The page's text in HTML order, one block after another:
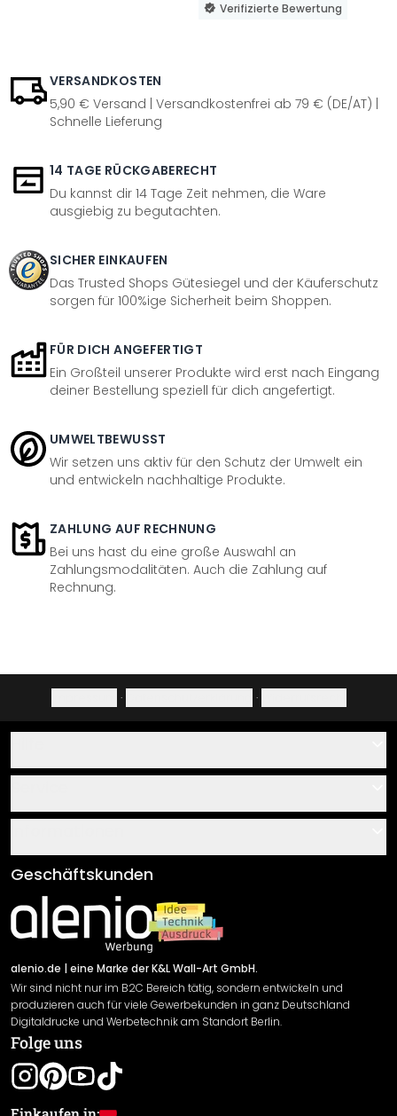
Verifizierte Bewertung
VERSANDKOSTEN
5,90 € Versand | Versandkostenfrei ab 79 € (DE/AT) |
Schnelle Lieferung
14 TAGE RÜCKGABERECHT
Du kannst dir 14 Tage Zeit nehmen, die Ware
ausgiebig zu begutachten.
SICHER EINKAUFEN
Das Trusted Shops Gütesiegel und der Käuferschutz
sorgen für 100%ige Sicherheit beim Shoppen.
FÜR DICH ANGEFERTIGT
Ein Großteil unserer Produkte wird erst nach Eingang
deiner Bestellung speziell für dich angefertigt.
UMWELTBEWUSST
Wir setzen uns aktiv für den Schutz der Umwelt ein
und entwickeln nachhaltige Produkte.
ZAHLUNG AUF RECHNUNG
Bei uns hast du eine große Auswahl an
Zahlungsmodalitäten. Auch die Zahlung auf
Rechnung.
· ·
Über uns
Klebe- und Montageanleitungen
Newsletter An-/Abmeldung
Sendungsverfolgung
AGB
Impressum
Versand & Zahlung
Rücksendung
Widerrufsrecht
Datenschutzerklärung
Gewährleistung
Leistungserklärung / CE-Zeichen
Cookie Einstellungen
Geschäftskunden
alenio.de | eine Marke der K&L Wall-Art GmbH.
Wir sind nicht nur im B2C Bereich tätig, sondern entwickeln und
produzieren auch für viele Gewerbekunden in ganz Deutschland
Digitaldrucke und Werbetechnik am Standort Berlin.
Folge uns